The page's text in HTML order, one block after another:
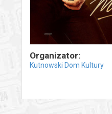
Organizator:
Kutnowski Dom Kultury